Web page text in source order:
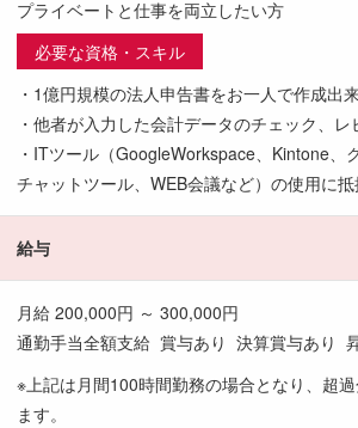
プライベートと仕事を両立したい方
必要な資格・スキル
・1億円規模の法人申告書をお一人で作成出
・他者が入力した会計データのチェック、
・ITツール（GoogleWorkspace、Kintone、
チャットツール、WEB会議など）の使用に
給与
月給 200,000円 ～ 300,000円
通勤手当全額支給 賞与あり 決算賞与あり
※上記は月間100時間勤務の場合となり、超
ます。